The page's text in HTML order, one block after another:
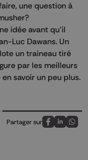
une question à
idée avant qu'il
Luc Dawans. Un
un traineau tiré
par les meilleurs
savoir un peu plus.
Partager sur
Partagez sur
Partagez